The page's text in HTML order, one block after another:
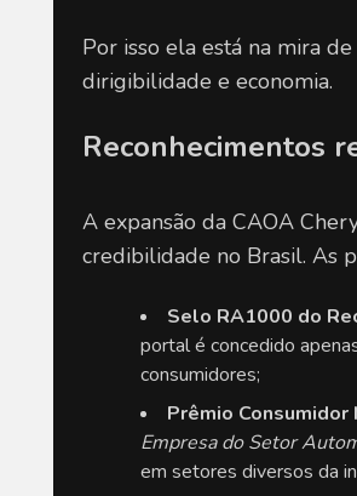
Por isso ela está na mira
dirigibilidade e economia.
Reconhecimentos
A expansão da CAOA
credibilidade no Brasil. As
Selo RA1000 do
portal é concedido
consumidores;
Prêmio
Empresa do Setor
em setores diversos da